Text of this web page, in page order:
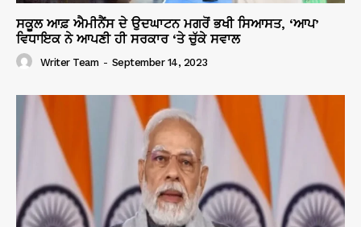
ਸਕੂਲ ਆਫ਼ ਐਮੀਨੈਂਸ ਦੇ ਉਦਘਾਟਨ ਮਗਰੋਂ ਭਖੀ ਸਿਆਸਤ, ‘ਆਪ’
ਵਿਧਾਇਕ ਨੇ ਆਪਣੀ ਹੀ ਸਰਕਾਰ ‘ਤੇ ਚੁੱਕੇ ਸਵਾਲ
Writer Team - September 14, 2023